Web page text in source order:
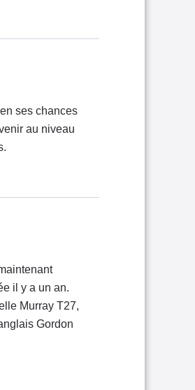
ses chances
au niveau
il y a un an.
Murray T27,
Gordon